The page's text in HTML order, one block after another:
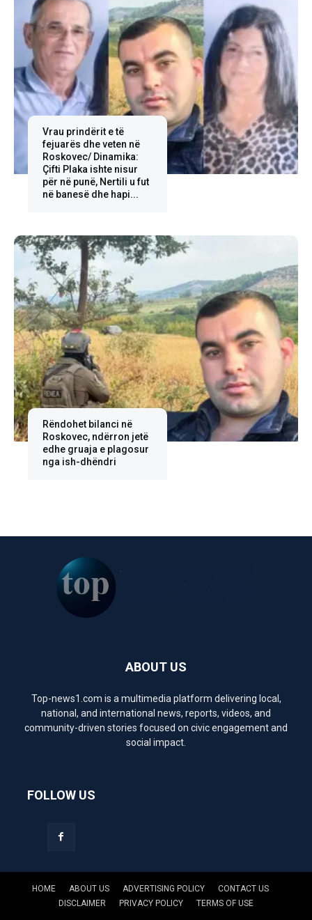
Vrau prindërit e të
fejuarës dhe veten në
Roskovec/ Dinamika:
Çifti Plaka ishte nisur
për në punë, Nertili u fut
në banesë dhe hapi...
Rëndohet bilanci në
Roskovec, ndërron jetë
edhe gruaja e plagosur
nga ish-dhëndri
ABOUT US
Top-news1.com is a multimedia platform delivering local,
national, and international news, reports, videos, and
community-driven stories focused on civic engagement and
social impact.
FOLLOW US
HOME ABOUT US ADVERTISING POLICY
CONTACT US
DISCLAIMER
PRIVACY POLICY TERMS OF USE